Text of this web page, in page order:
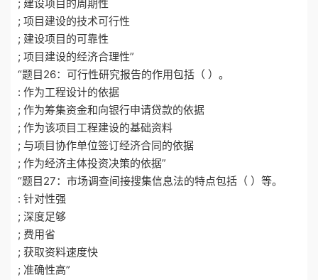
; 建设项目的周期性
; 项目建设的技术可行性
; 建设项目的可靠性
; 项目建设的经济合理性”
“题目26：可行性研究报告的作用包括（ ）。
: 作为工程设计的依据
; 作为筹集资金和向银行申请贷款的依据
; 作为该项目工程建设的基础资料
; 与项目协作单位签订经济合同的依据
; 作为经济主体投资决策的依据”
“题目27：市场调查间接搜集信息法的特点包括（ ）等。
: 针对性强
; 深度足够
; 费用省
; 获取资料速度快
; 准确性高”